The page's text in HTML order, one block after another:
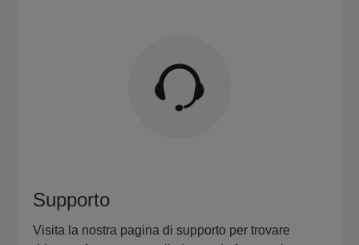
Supporto
Visita la nostra pagina di supporto per trovare